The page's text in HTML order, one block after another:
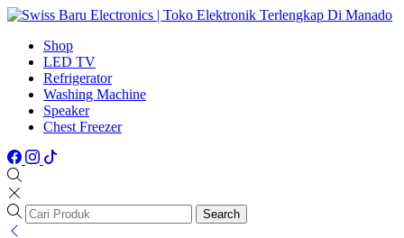
Shop
LED TV
Refrigerator
Washing Machine
Speaker
Chest Freezer
Search